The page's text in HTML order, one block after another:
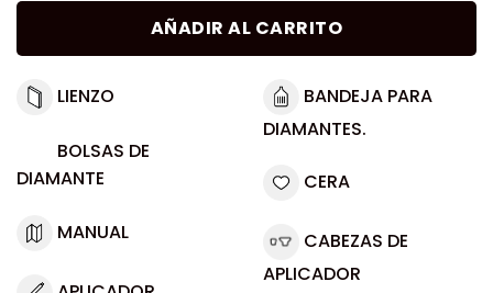
AÑADIR AL CARRITO
LIENZO
BOLSAS DE
DIAMANTE
MANUAL
BANDEJA PARA
DIAMANTES.
CERA
CABEZAS DE
APLICADOR